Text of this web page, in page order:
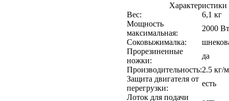
Вес:
6,1 кг
Мощность
максимальная:
2000 Вт
Соковыжималка:
Прорезиненные
ножки:
да
Производительность:2.5 кг/
Защита двигателя от
перегрузки:
есть
Лоток для подачи